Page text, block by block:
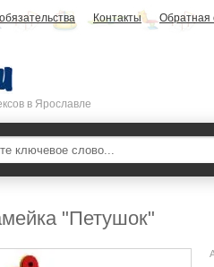
Контакты Обратная
в Ярославле
"Петушок"